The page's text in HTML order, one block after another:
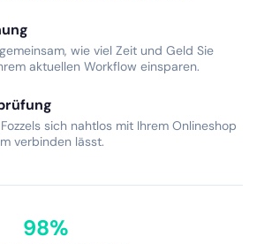
wie viel Zeit und Geld Sie
aktuellen Workflow einsparen.
sich nahtlos mit Ihrem Onlineshop
verbinden lässt.
98%